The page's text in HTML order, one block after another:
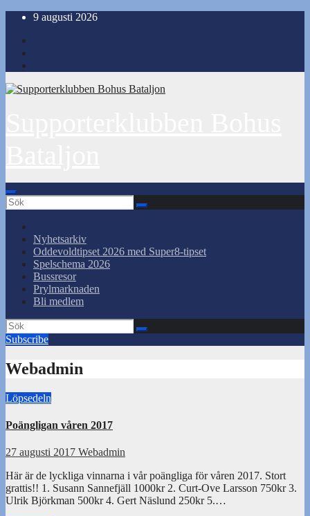
Hoppa
innehåll
9 augusti 2026
Nyhetsarkiv
Oddevoldtipset 2026 med Super8-tipset
Spelschema 2026
Bussresor
Prylmarknaden
Bli medlem
Subscribe
Webadmin
Löpsedeln
Poängligan våren 2017
27 augusti 2017 Webadmin
Här är de lyckliga vinnarna i vår poängliga för våren 2017. Stort
grattis!! 1. Susann Sannefjäll 1000kr 2. Curt-Ove Larsson 750kr 3.
Ulrik Björkman 500kr 4. Gert Näslund 250kr 5.…